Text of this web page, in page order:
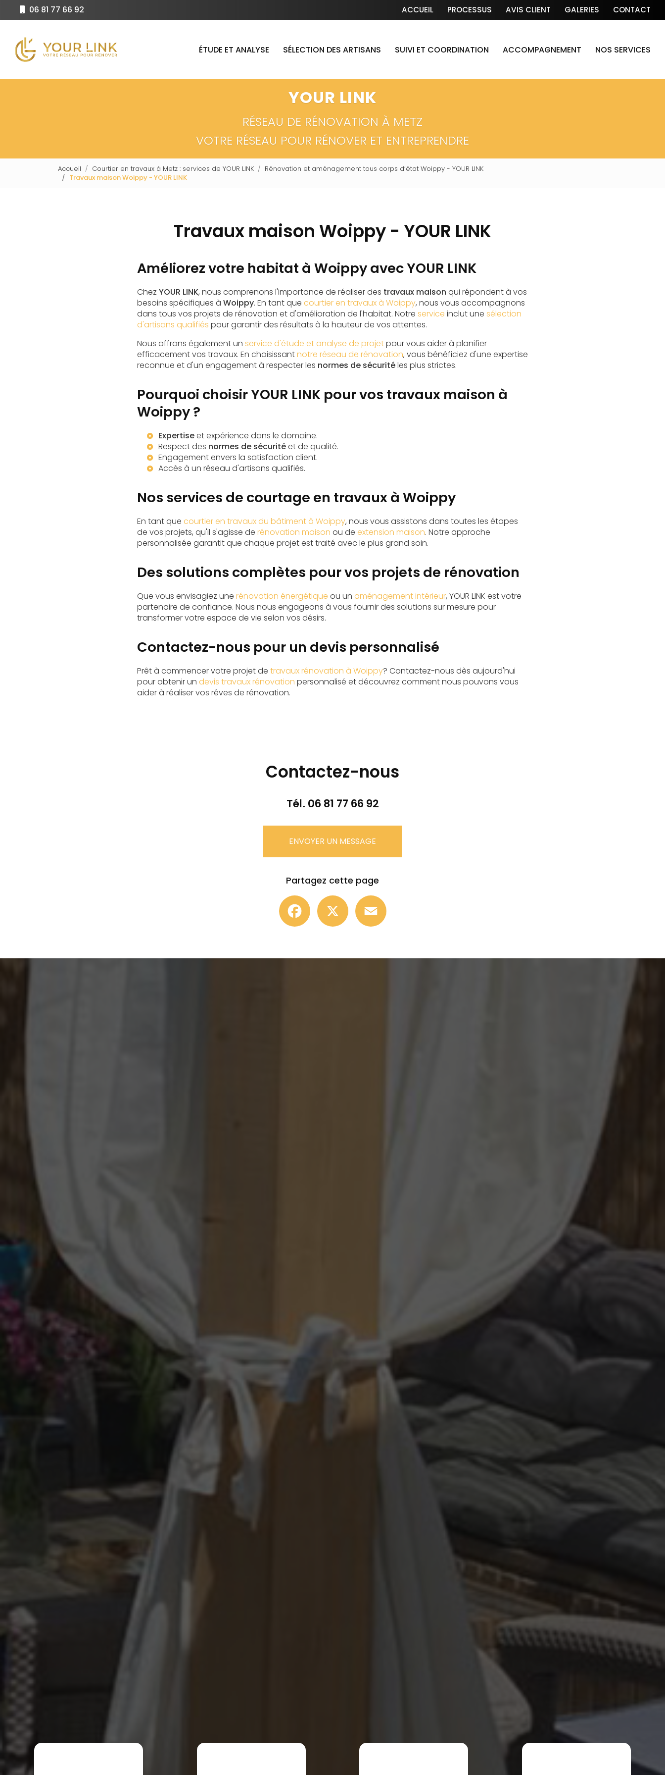
principal
06 81 77 66 92 Navigation secondaire
ACCUEIL PROCESSUS AVIS CLIENT GALERIES CONTACT
ÉTUDE ET ANALYSE SÉLECTION DES ARTISANS SUIVI ET COORDINATION ACCOMPAGNEMENT NOS SERVICES
YOUR LINK
RÉSEAU DE RÉNOVATION À METZ
VOTRE RÉSEAU POUR RÉNOVER ET ENTREPRENDRE
Accueil Courtier en travaux à Metz : services de YOUR LINK
Rénovation et aménagement tous corps d’état Woippy - YOUR LINK
Travaux maison Woippy - YOUR LINK
Travaux maison Woippy - YOUR LINK
Améliorez votre habitat à Woippy avec YOUR LINK
Chez YOUR LINK, nous comprenons l'importance de réaliser des travaux maison qui répondent à vos
besoins spécifiques à Woippy. En tant que courtier en travaux à Woippy, nous vous accompagnons
dans tous vos projets de rénovation et d'amélioration de l'habitat. Notre service inclut une sélection
d'artisans qualifiés pour garantir des résultats à la hauteur de vos attentes.
Nous offrons également un service d'étude et analyse de projetpour vous aider à planifier
efficacement vos travaux. En choisissantnotre réseau de rénovation, vous bénéficiez d'une expertise
reconnue et d'un engagement à respecter les normes de sécuritéles plus strictes.
Pourquoi choisir YOUR LINK pour vos travaux maison à
Woippy ?
Expertiseet expérience dans le domaine.
Respect des normes de sécuritéet de qualité.
Engagement envers la satisfaction client.
Accès à un réseau d'artisans qualifiés.
Nos services de courtage en travaux à Woippy
En tant que courtier en travaux du bâtiment à Woippy, nous vous assistons dans toutes les étapes
de vos projets, qu'il s'agisse de rénovation maison ou de extension maison. Notre approche
personnalisée garantit que chaque projet est traité avec le plus grand soin.
Des solutions complètes pour vos projets de rénovation
Que vous envisagiez une rénovation énergétique ou un aménagement intérieur, YOUR LINK est votre
partenaire de confiance. Nous nous engageons à vous fournir des solutions sur mesure pour
transformer votre espace de vie selon vos désirs.
Contactez-nous pour un devis personnalisé
Prêt à commencer votre projet de travaux rénovation à Woippy? Contactez-nous dès aujourd'hui
pour obtenir un devis travaux rénovation personnalisé et découvrez comment nous pouvons vous
aider à réaliser vos rêves de rénovation.
Contactez-nous
Tél. 06 81 77 66 92
ENVOYER UN MESSAGE
Partagez cette page
Facebook